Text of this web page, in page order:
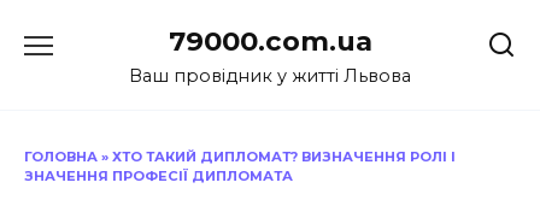
до
79000.com.ua
Ваш провідник у житті Львова
ГОЛОВНА » ХТО ТАКИЙ ДИПЛОМАТ? ВИЗНАЧЕННЯ РОЛІ І
ЗНАЧЕННЯ ПРОФЕСІЇ ДИПЛОМАТА